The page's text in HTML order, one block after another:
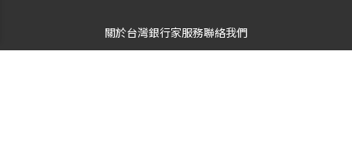
關於台灣銀行家服務聯絡我們